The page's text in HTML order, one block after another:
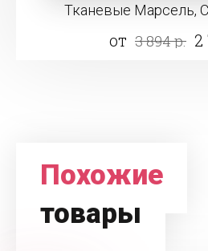
Тканевые Марсель,
от 3 894 р. 2
Похожие
товары